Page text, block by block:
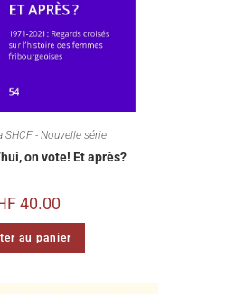
SHCF - Nouvelle série
on vote! Et après?
40.00
au panier